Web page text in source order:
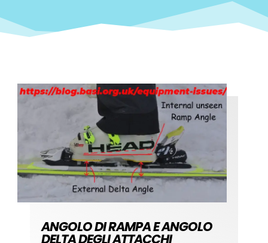
ANGOLO DI RAMPA E ANGOLO
DELTA DEGLI ATTACCHI